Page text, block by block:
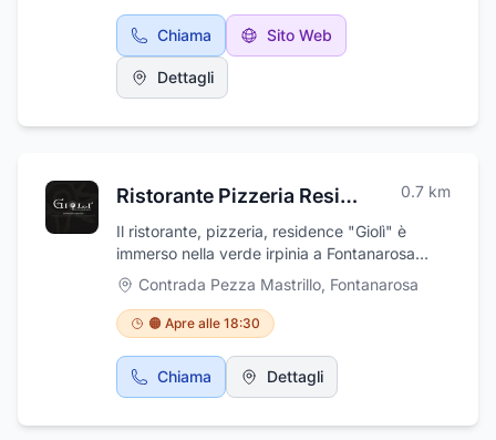
battesimi, feste di compleanno e ricorrenze
particolari. Gli ambienti interni del ristorante
possono ospitare fino a 200 persone. Al
fascino antico delle sale interne si aggiunge
Villa La Quercia una location esclusiva per
parte della nostra cucina. Fondere nei piatti i
sapori, i colori e i profumi del nostro territorio:
questa è la nostra guida. Una cucina che
cambia e si rinnova stagione per stagione con
prodotti locali sempre freschi. Il servizio alla
carta è disponibile ogni sera, dal martedì alla
domenica. Ti aspettiamo.
Chiama Sito Web
Dettagli
Ristorante Pizzeria Residence Giolì 0.7 km
Il ristorante, pizzeria, residence "Giolì" è
immerso nella verde irpinia a Fontanarosa
(Av). Luogo ideale per l'organizzazione di
eventi di ogni tipo: meeting, buffet in stile per
comunioni, battesimi, feste di compleanno e
ricorrenze particolari. Allo stile moderno delle
sale interne si aggiunge un ampio giardino
con prato inglese, che fa una location
ricorderete per sempre. Una cucina che
Contrada Pezza Mastrillo, Fontanarosa
🟠 Apre alle 18:30
Chiama Dettagli